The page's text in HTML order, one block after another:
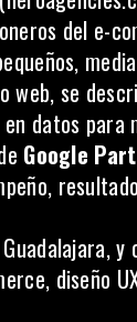
del e-
web, se
datos para
Google
diseño